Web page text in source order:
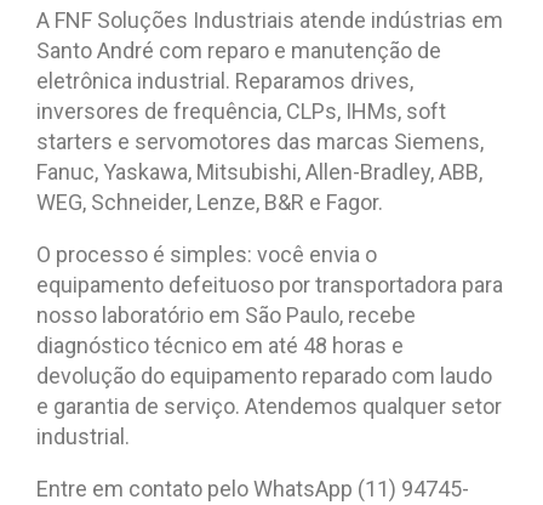
A FNF Soluções Industriais atende indústrias em
Santo André com reparo e manutenção de
eletrônica industrial. Reparamos drives,
inversores de frequência, CLPs, IHMs, soft
starters e servomotores das marcas Siemens,
Fanuc, Yaskawa, Mitsubishi, Allen-Bradley, ABB,
WEG, Schneider, Lenze, B&R e Fagor.
O processo é simples: você envia o
equipamento defeituoso por transportadora para
nosso laboratório em São Paulo, recebe
diagnóstico técnico em até 48 horas e
devolução do equipamento reparado com laudo
e garantia de serviço. Atendemos qualquer setor
industrial.
Entre em contato pelo WhatsApp (11) 94745-